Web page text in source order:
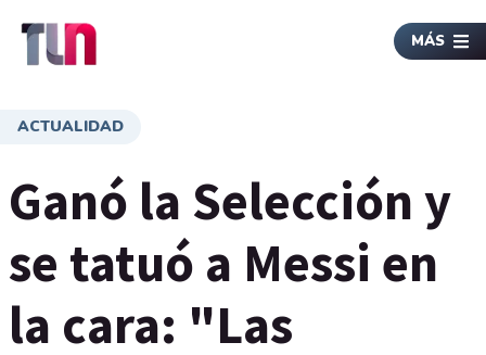
MÁS
ACTUALIDAD
Ganó la Selección y
se tatuó a Messi en
la cara: "Las